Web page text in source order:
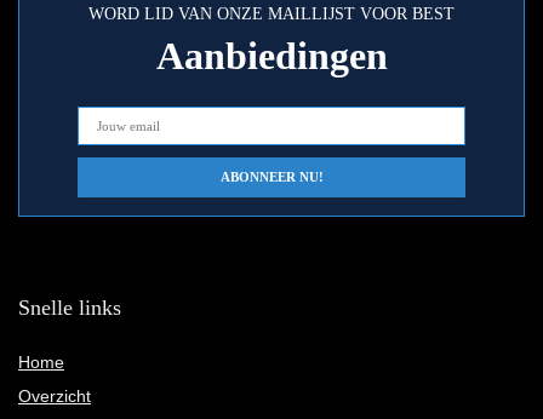
WORD LID VAN ONZE MAILLIJST VOOR BEST
Aanbiedingen
Snelle links
Home
Overzicht